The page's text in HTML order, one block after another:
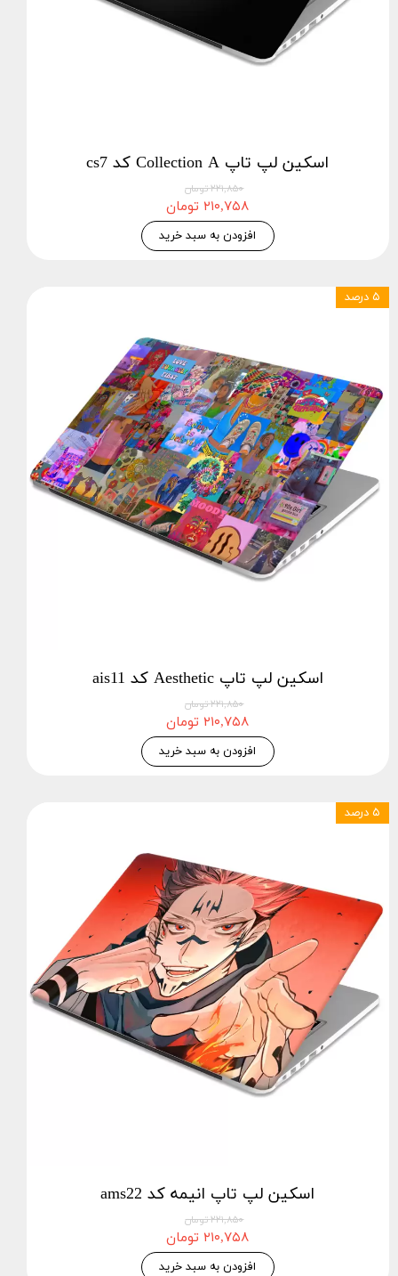
اسکین لپ تاپ Collection A کد cs7
۲۲۱,۸۵۰ تومان
۲۱۰,۷۵۸ تومان
افزودن به سبد خرید
اسکین لپ تاپ Aesthetic کد ais11
۲۲۱,۸۵۰ تومان
۲۱۰,۷۵۸ تومان
افزودن به سبد خرید
۵ درصد
اسکین لپ تاپ انیمه کد ams22
۲۲۱,۸۵۰ تومان
۲۱۰,۷۵۸ تومان
افزودن به سبد خرید
۵ درصد